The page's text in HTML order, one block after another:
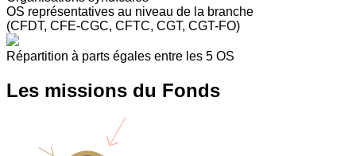
OS représentatives au niveau de la branche
(CFDT, CFE-CGC, CFTC, CGT, CGT-FO)
Répartition à parts égales entre les 5 OS
Les missions du Fonds